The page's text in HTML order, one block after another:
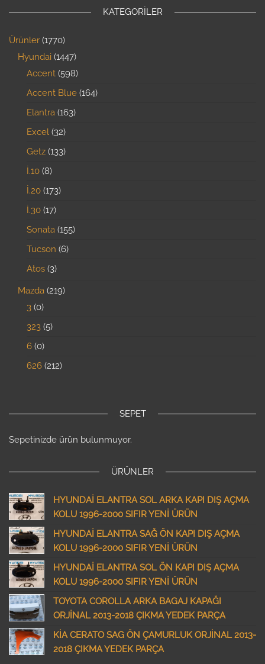
KATEGORILER
Ürünler 1770
Hyundai 1447
Accent 598
Accent Blue 164
Elantra 163
Excel 32
Getz 133
İ.10 8
İ.20 173
İ.30 17
Sonata 155
Tucson 6
Atos 3
Mazda 219
3 0
323 5
6 0
626 212
SEPET
Sepetinizde ürün bulunmuyor.
ÜRÜNLER
HYUNDAİ ELANTRA SOL ARKA KAPI DIŞ AÇMA
KOLU 1996-2000 SIFIR YENİ ÜRÜN
HYUNDAİ ELANTRA SAĞ ÖN KAPI DIŞ AÇMA
KOLU 1996-2000 SIFIR YENİ ÜRÜN
HYUNDAİ ELANTRA SOL ÖN KAPI DIŞ AÇMA
KOLU 1996-2000 SIFIR YENİ ÜRÜN
TOYOTA COROLLA ARKA BAGAJ KAPAĞI
ORJİNAL 2013-2018 ÇIKMA YEDEK PARÇA
KİA CERATO SAG ÖN ÇAMURLUK ORJİNAL 2013-
2018 ÇIKMA YEDEK PARÇA